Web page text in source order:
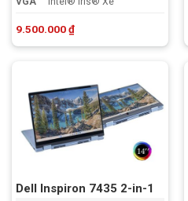
9.500.000₫
Dell Inspiron 7435 2-in-1